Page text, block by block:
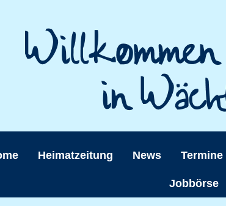
Heimatzeitung News Termine
Jobbörse